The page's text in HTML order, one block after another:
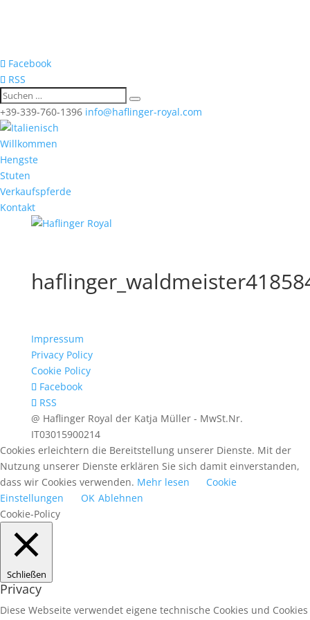
Facebook
RSS
+39-339-760-1396 info@haflinger-royal.com
Willkommen
Hengste
Stuten
Verkaufspferde
Kontakt
Impressum
Privacy Policy
Cookie Policy
Facebook
RSS
@ Haflinger Royal der Katja Müller - MwSt.Nr.
IT03015900214
Cookies erleichtern die Bereitstellung unserer Dienste. Mit der
Nutzung unserer Dienste erklären Sie sich damit einverstanden,
dass wir Cookies verwenden. Mehr lesen
Cookie
Einstellungen
OK Ablehnen
Cookie-Policy
Schließen
Privacy
Diese Webseite verwendet eigene technische Cookies und Cookies